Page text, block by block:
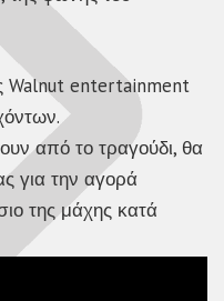
Walnut entertainment
από το τραγούδι, θα
για την αγορά
της μάχης κατά